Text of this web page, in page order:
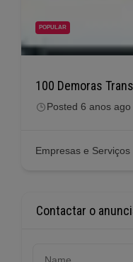
POPULAR
100 Demoras
Posted 6 anos ago
Empresas e Serviços
Contactar o